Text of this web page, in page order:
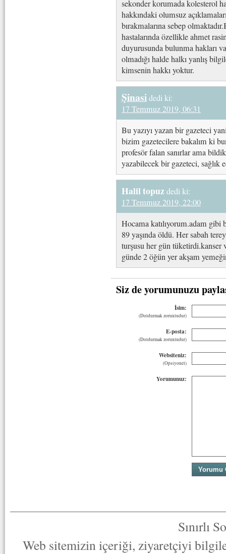
sekonder korumada kolesterol
hakkındaki olumsuz
bırakmalarına sebep
hastalarında özellikle ahmet
duyurusunda bulunma hakları
olmadığı halde halkı yanlış
kimsenin hakkı yoktur.
Şinasidedi ki:
17 Temmuz 2019, 06:31
Bu yazıyı yazan bir gazeteci
bizim gazetecilere bakalım ki
profesör falan sanırlar ama
yazabilecek bir gazeteci, sağlık
Halil topuzdedi ki:
17 Temmuz 2019, 22:00
Hocama katılıyorum.adam gibi
89 yaşında öldü. Her sabah
turşusu her gün tüketirdi.kanser
günde 2 öğün yer akşam
Siz de yorumunuzu
İsim:
(Doldurmak zorunludur)
E-posta:
(Doldurmak zorunludur)
Websiteniz:
(Opsiyonel)
Yorumunuz:
Sınırlı
Web sitemizin içeriği, ziyaretçiyi